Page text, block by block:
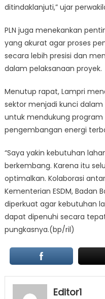
ditindaklanjuti,” ujar
PLN juga menekankan
yang akurat agar proses
secara lebih presisi dan
dalam pelaksanaan proyek.
Menutup rapat, Lampri
sektor menjadi kunci
untuk mendukung
pengembangan energi
“Saya yakin kebutuhan
berkembang. Karena itu
optimalkan. Kolaborasi
Kementerian ESDM, Badan
diperkuat agar kebutuhan
dapat dipenuhi secara
pungkasnya.(bp/ril)
Editor1